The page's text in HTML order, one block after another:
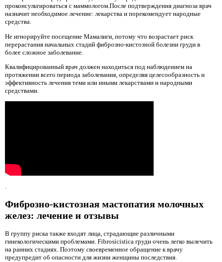
проконсультироваться с маммологом.После подтверждения диагноза врач
назначит необходимое лечение: лекарства и порекомендует народные
средства.
Не игнорируйте посещение Мамалиги, потому что возрастает риск
перерастания начальных стадий фиброзно-кистозной болезни груди в
более сложное заболевание.
Квалифицированный врач должен находиться под наблюдением на
протяжении всего периода заболевания, определяя целесообразность и
эффективность лечения теми или иными лекарствами и народными
средствами.
Фиброзно-кистозная мастопатия молочных
желез: лечение и отзывы
В группу риска также входят лица, страдающие различными
гинекологическими проблемами. Fibrosicistica груди очень легко вылечить
на ранних стадиях. Поэтому своевременное обращение к врачу
предупредит об опасности для жизни женщины последствия.